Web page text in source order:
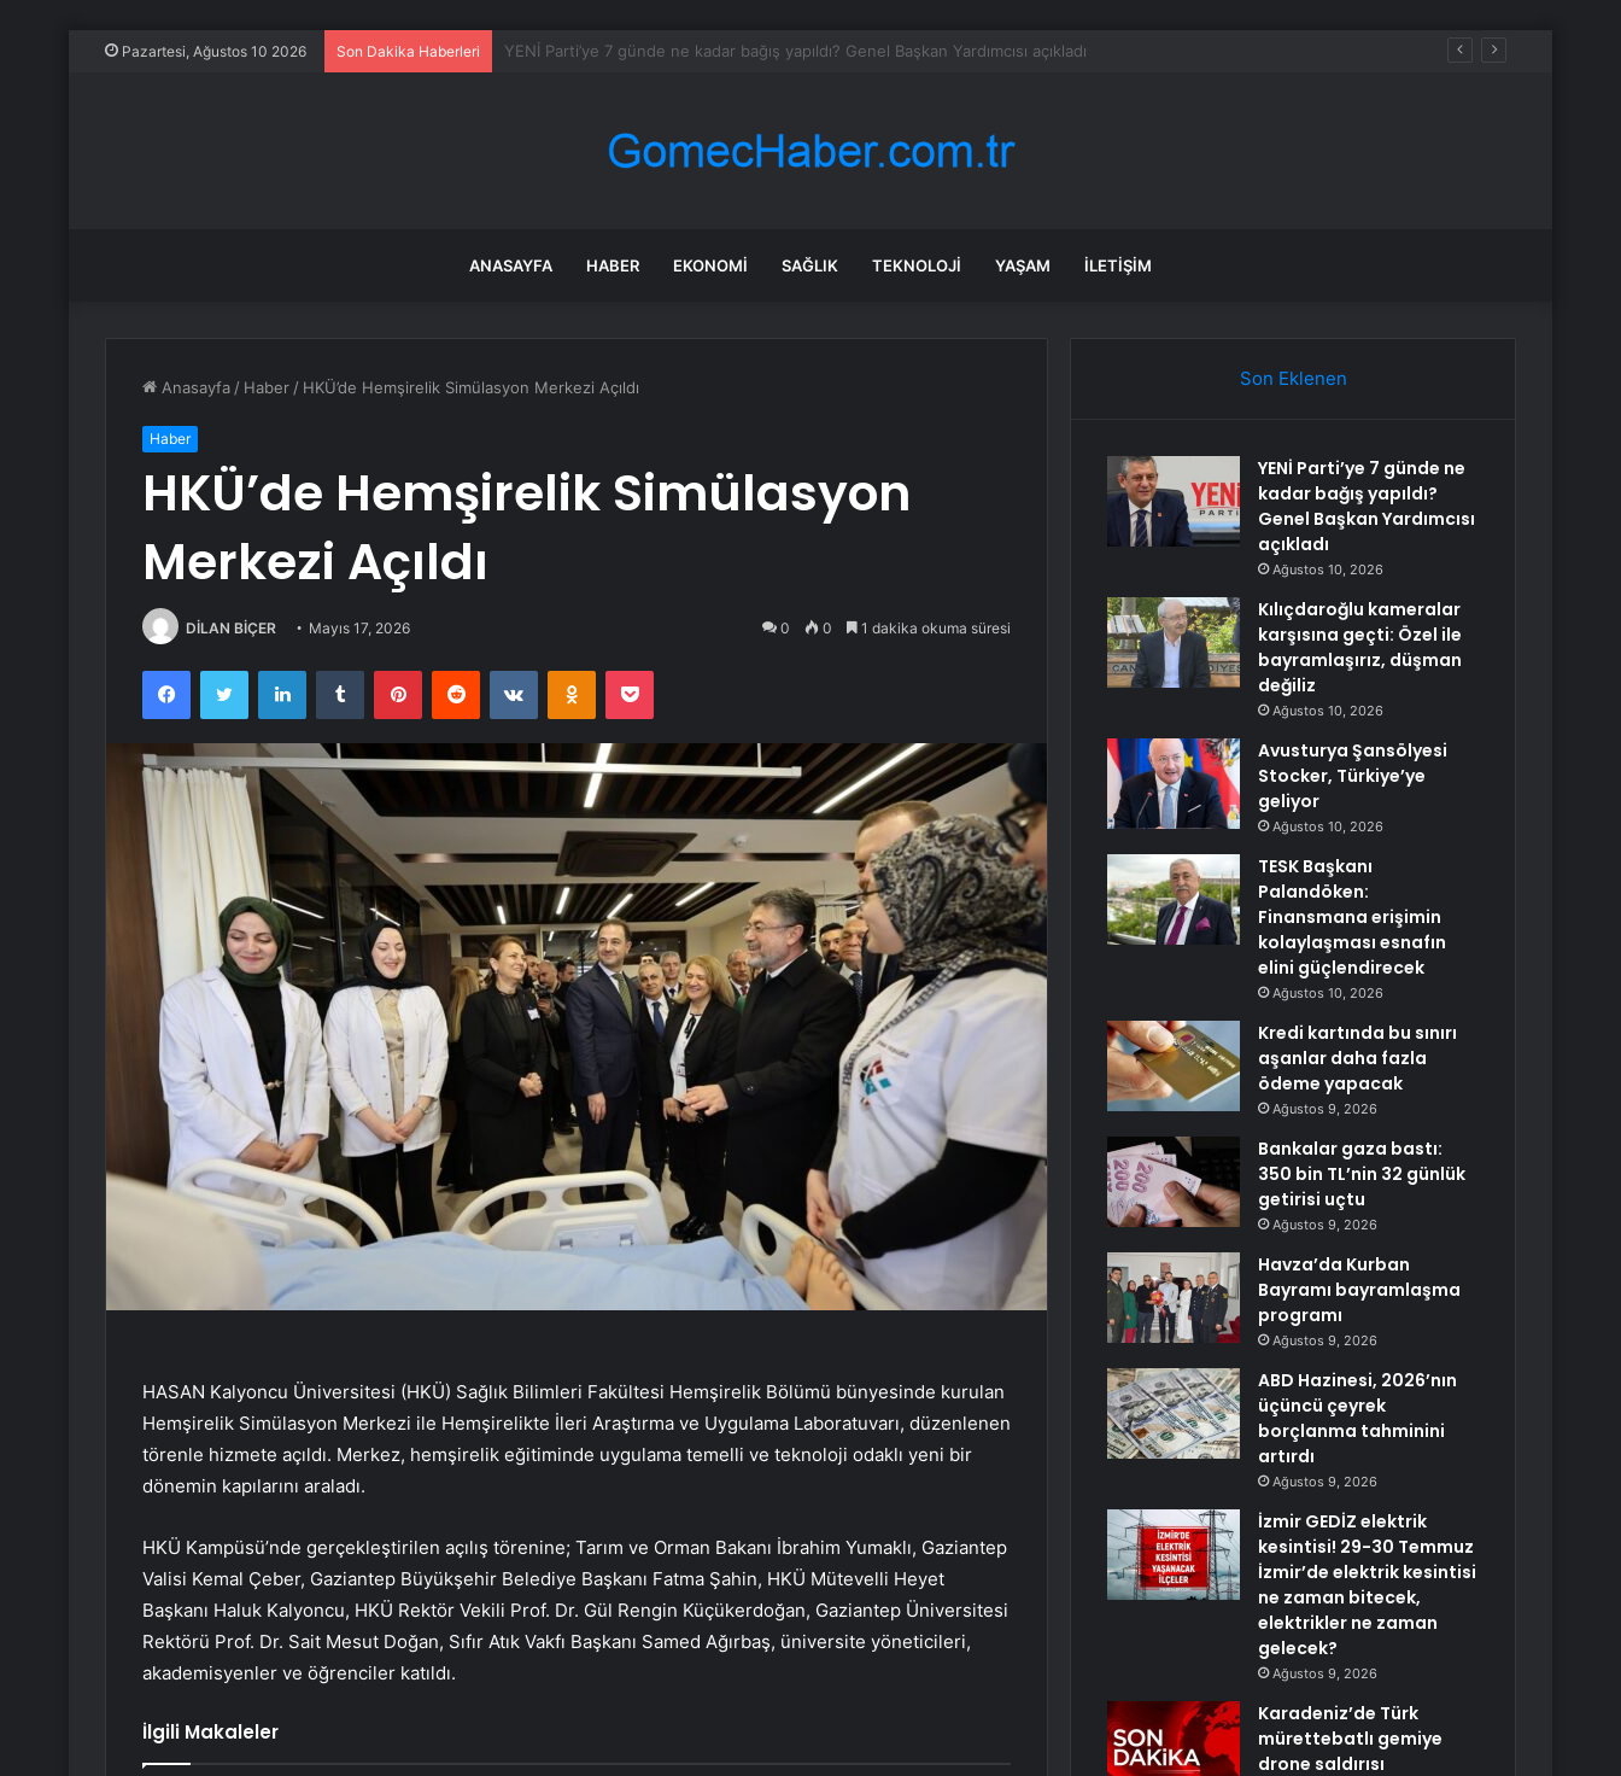
Pazartesi, Ağustos 10 2026 Son Dakika Haberleri Kılıçdaroğlu kameralar karşısına geçti: Özel ile bayramlaşırız, düşman değiliz
ANASAYFA HABER EKONOMI SAĞLIK TEKNOLOJI YAŞAM İLETIŞIM
Anasayfa / Haber / HKÜ’de Hemşirelik Simülasyon Merkezi Açıldı
Haber
HKÜ’de Hemşirelik Simülasyon
Merkezi Açıldı
DİLAN BİÇER Mayıs 17, 2026 0 0 1 dakika okuma süresi
FacebookTwitter LinkedInTumblr PinterestReddit VKontakteOdnoklassniki
Pocket
HASAN Kalyoncu Üniversitesi (HKÜ) Sağlık Bilimleri Fakültesi Hemşirelik Bölümü bünyesinde kurulan
Hemşirelik Simülasyon Merkezi ile Hemşirelikte İleri Araştırma ve Uygulama Laboratuvarı, düzenlenen
törenle hizmete açıldı. Merkez, hemşirelik eğitiminde uygulama temelli ve teknoloji odaklı yeni bir
dönemin kapılarını araladı.
HKÜ Kampüsü’nde gerçekleştirilen açılış törenine; Tarım ve Orman Bakanı İbrahim Yumaklı, Gaziantep
Valisi Kemal Çeber, Gaziantep Büyükşehir Belediye Başkanı Fatma Şahin, HKÜ Mütevelli Heyet
Başkanı Haluk Kalyoncu, HKÜ Rektör Vekili Prof. Dr. Gül Rengin Küçükerdoğan, Gaziantep Üniversitesi
Rektörü Prof. Dr. Sait Mesut Doğan, Sıfır Atık Vakfı Başkanı Samed Ağırbaş, üniversite yöneticileri,
akademisyenler ve öğrenciler katıldı.
İlgili Makaleler
Son Eklenen
YENİ Parti’ye 7 günde ne
kadar bağış yapıldı?
Genel Başkan Yardımcısı
açıkladı
Ağustos 10, 2026
Kılıçdaroğlu kameralar
karşısına geçti: Özel ile
bayramlaşırız, düşman
değiliz
Ağustos 10, 2026
Avusturya Şansölyesi
Stocker, Türkiye’ye
geliyor
Ağustos 10, 2026
TESK Başkanı
Palandöken:
Finansmana erişimin
kolaylaşması esnafın
elini güçlendirecek
Ağustos 10, 2026
Kredi kartında bu sınırı
aşanlar daha fazla
ödeme yapacak
Ağustos 9, 2026
Bankalar gaza bastı:
350 bin TL’nin 32 günlük
getirisi uçtu
Ağustos 9, 2026
Havza’da Kurban
Bayramı bayramlaşma
programı
Ağustos 9, 2026
ABD Hazinesi, 2026’nın
üçüncü çeyrek
borçlanma tahminini
artırdı
Ağustos 9, 2026
İzmir GEDİZ elektrik
kesintisi! 29-30 Temmuz
İzmir’de elektrik kesintisi
ne zaman bitecek,
elektrikler ne zaman
gelecek?
Ağustos 9, 2026
Karadeniz’de Türk
mürettebatlı gemiye
drone saldırısı